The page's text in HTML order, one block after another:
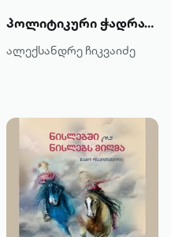
პოლიტიკური ჭადრაკი
ალექსანდრე ჩიკვაიძე